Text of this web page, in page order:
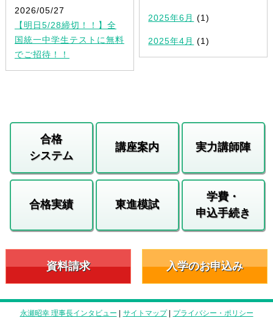
2026/05/27
【明日5/28締切！！】全
国統一中学生テストに無料
でご招待！！
2025年6月 (1)
2025年4月 (1)
合格
システム
講座案内 実力講師陣
合格実績 東進模試
学費・
申込手続き
資料請求 入学のお申込み
永瀬昭幸 理事長インタビュー | サイトマップ| プライバシー・ポリシー